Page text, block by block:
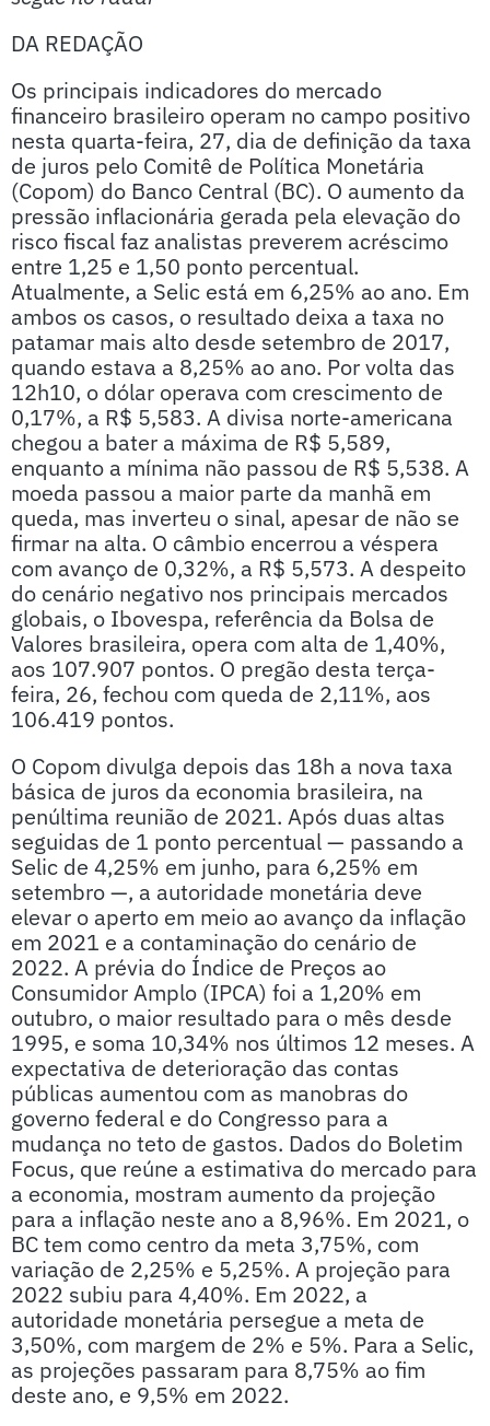
DA REDAÇÃO
Os principais indicadores do mercado
financeiro brasileiro operam no campo positivo
nesta quarta-feira, 27, dia de definição da taxa
de juros pelo Comitê de Política Monetária
(Copom) do Banco Central (BC). O aumento da
pressão inflacionária gerada pela elevação do
risco fiscal faz analistas preverem acréscimo
entre 1,25 e 1,50 ponto percentual.
Atualmente, a Selic está em 6,25% ao ano. Em
ambos os casos, o resultado deixa a taxa no
patamar mais alto desde setembro de 2017,
quando estava a 8,25% ao ano. Por volta das
12h10, o dólar operava com crescimento de
0,17%, a R$ 5,583. A divisa norte-americana
chegou a bater a máxima de R$ 5,589,
enquanto a mínima não passou de R$ 5,538. A
moeda passou a maior parte da manhã em
queda, mas inverteu o sinal, apesar de não se
firmar na alta. O câmbio encerrou a véspera
com avanço de 0,32%, a R$ 5,573. A despeito
do cenário negativo nos principais mercados
globais, o Ibovespa, referência da Bolsa de
Valores brasileira, opera com alta de 1,40%,
aos 107.907 pontos. O pregão desta terça-
feira, 26, fechou com queda de 2,11%, aos
106.419 pontos.
O Copom divulga depois das 18h a nova taxa
básica de juros da economia brasileira, na
penúltima reunião de 2021. Após duas altas
seguidas de 1 ponto percentual — passando a
Selic de 4,25% em junho, para 6,25% em
setembro —, a autoridade monetária deve
elevar o aperto em meio ao avanço da inflação
em 2021 e a contaminação do cenário de
2022. A prévia do Índice de Preços ao
Consumidor Amplo (IPCA) foi a 1,20% em
outubro, o maior resultado para o mês desde
1995, e soma 10,34% nos últimos 12 meses. A
expectativa de deterioração das contas
públicas aumentou com as manobras do
governo federal e do Congresso para a
mudança no teto de gastos. Dados do Boletim
Focus, que reúne a estimativa do mercado para
a economia, mostram aumento da projeção
para a inflação neste ano a 8,96%. Em 2021, o
BC tem como centro da meta 3,75%, com
variação de 2,25% e 5,25%. A projeção para
2022 subiu para 4,40%. Em 2022, a
autoridade monetária persegue a meta de
3,50%, com margem de 2% e 5%. Para a Selic,
as projeções passaram para 8,75% ao fim
deste ano, e 9,5% em 2022.